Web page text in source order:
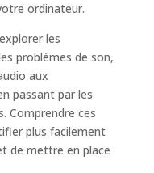
ordinateur.
les
problèmes de son,
aux
passant par les
Comprendre ces
plus facilement
de mettre en place